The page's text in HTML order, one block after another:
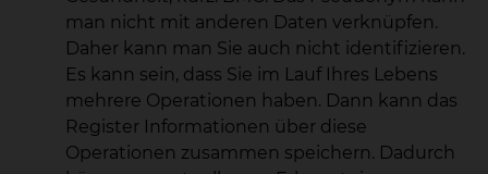
man nicht mit anderen Daten verknüpfen.
Daher kann man Sie auch nicht identifizieren.
Es kann sein, dass Sie im Lauf Ihres Lebens
mehrere Operationen haben. Dann kann das
Register Informationen über diese
Operationen zusammen speichern. Dadurch